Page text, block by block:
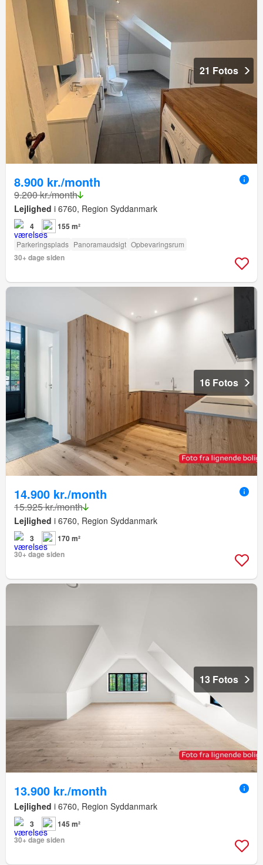
21 Fotos
8.900 kr./month
9.200 kr./month
Lejlighed i 6760, Region Syddanmark
4 155 m²
Parkeringsplads Panoramaudsigt Opbevaringsrum
30+ dage siden
16 Fotos
14.900 kr./month
15.925 kr./month
Lejlighed i 6760, Region Syddanmark
3
170 m²
30+ dage siden
13 Fotos
13.900 kr./month
Lejlighed i 6760, Region Syddanmark
3
145 m²
30+ dage siden